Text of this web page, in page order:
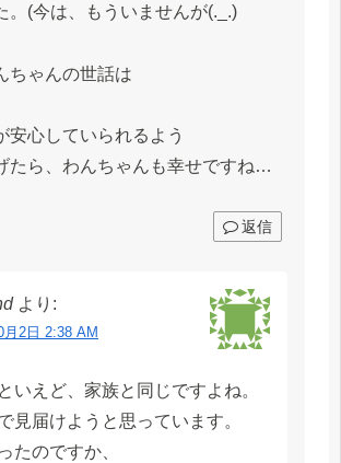
。(今は、もういませんが(._.)
ちゃんの世話は
安心していられるよう
たら、わんちゃんも幸せですね…
返信
より:
月2日 2:38 AM
いえど、家族と同じですよね。
見届けようと思っています。
たのですか、